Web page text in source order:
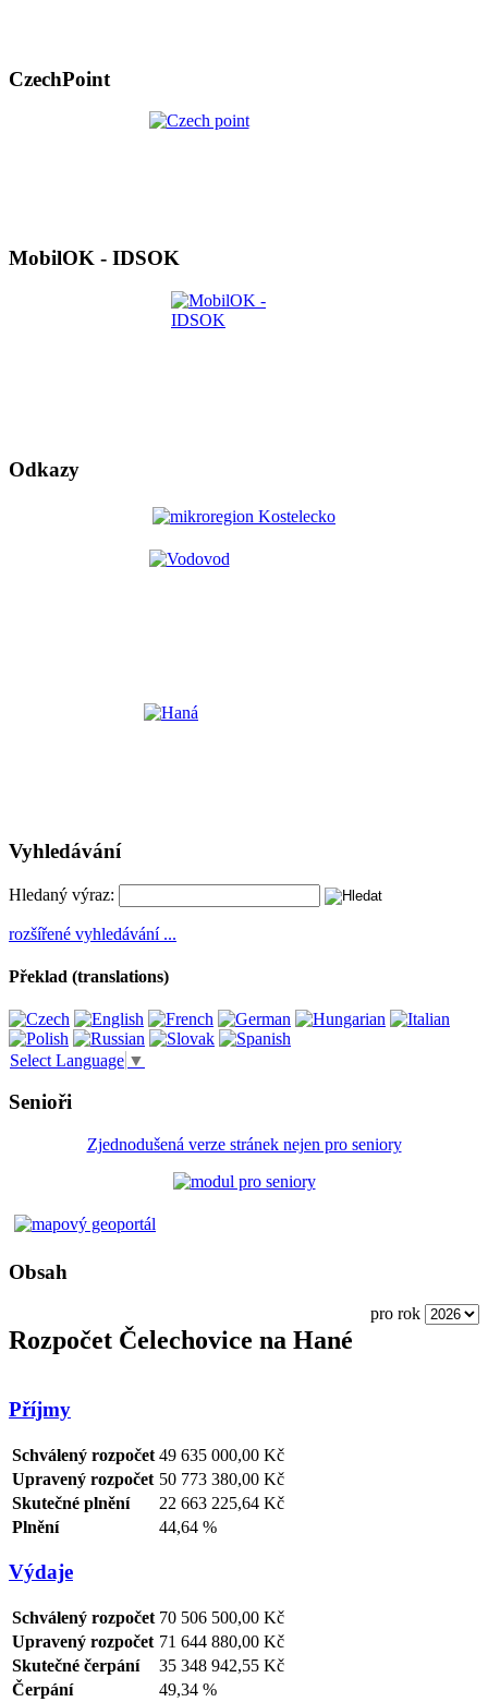
CzechPoint
MobilOK - IDSOK
Odkazy
Vyhledávání
Hledaný výraz:
rozšířené vyhledávání ...
Překlad (translations)
Select Language ▼
Senioři
Zjednodušená verze stránek nejen pro seniory
Obsah
pro rok
Rozpočet Čelechovice na Hané
Příjmy
Schválený rozpočet 49 635 000,00 Kč
Upravený rozpočet 50 773 380,00 Kč
Skutečné plnění
22 663 225,64 Kč
Plnění
44,64 %
Výdaje
Schválený rozpočet 70 506 500,00 Kč
Upravený rozpočet 71 644 880,00 Kč
Skutečné čerpání
35 348 942,55 Kč
Čerpání
49,34 %